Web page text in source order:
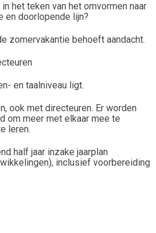
het teken van het omvormen naar
en doorlopende lijn?
zomervakantie behoeft aandacht.
en taalniveau ligt.
ook met directeuren. Er worden
om meer met elkaar mee te
leren.
half jaar inzake jaarplan
inclusief voorbereiding